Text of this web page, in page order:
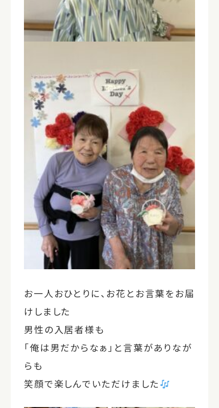
お一人おひとりに、お花とお言葉をお届
けしました
男性の入居者様も
「俺は男だからなぁ」と言葉がありなが
らも
笑顔で楽しんでいただけました